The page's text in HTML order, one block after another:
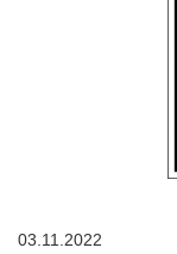
03.11.2022